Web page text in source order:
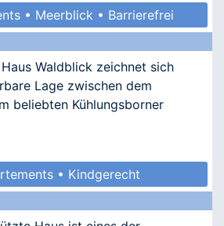
• Meerblick • Barrierefrei
Waldblick zeichnet sich
Lage zwischen dem
beliebten Kühlungsborner
• Kindgerecht